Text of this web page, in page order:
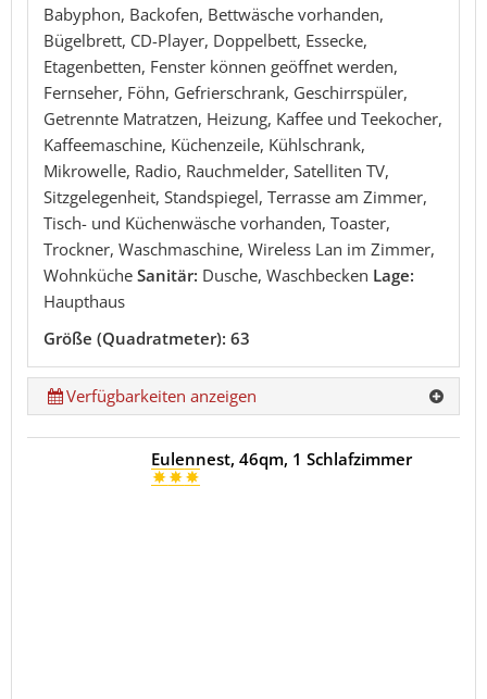
Babyphon, Backofen, Bettwäsche vorhanden,
Bügelbrett, CD-Player, Doppelbett, Essecke,
Etagenbetten, Fenster können geöffnet werden,
Fernseher, Föhn, Gefrierschrank, Geschirrspüler,
Getrennte Matratzen, Heizung, Kaffee und Teekocher,
Kaffeemaschine, Küchenzeile, Kühlschrank,
Mikrowelle, Radio, Rauchmelder, Satelliten TV,
Sitzgelegenheit, Standspiegel, Terrasse am Zimmer,
Tisch- und Küchenwäsche vorhanden, Toaster,
Trockner, Waschmaschine, Wireless Lan im Zimmer,
Wohnküche Sanitär: Dusche, Waschbecken Lage:
Haupthaus
Größe (Quadratmeter): 63
Verfügbarkeiten anzeigen
Eulennest, 46qm, 1 Schlafzimmer